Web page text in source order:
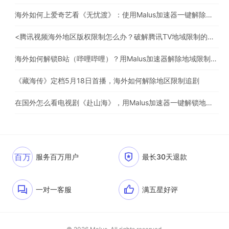
海外如何上爱奇艺看《无忧渡》：使用Malus加速器一键解除地域限制
<腾讯视频海外地区版权限制怎么办？破解腾讯TV地域限制的办法>
海外如何解锁B站（哔哩哔哩）？用Malus加速器解除地域限制，一键流畅追番
《藏海传》定档5月18日首播，海外如何解除地区限制追剧
在国外怎么看电视剧《赴山海》，用Malus加速器一键解锁地区限制
百万 服务百万用户 最长30天退款
一对一客服 满五星好评